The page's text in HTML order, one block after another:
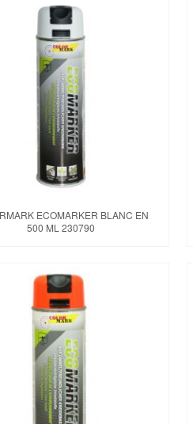
ECOMARKER BLANC EN
500 ML 230790